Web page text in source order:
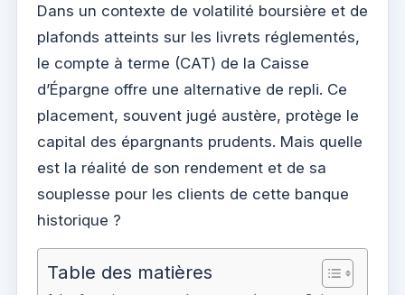
Dans un contexte de volatilité boursière et de
plafonds atteints sur les livrets réglementés,
le compte à terme (CAT) de la Caisse
d’Épargne offre une alternative de repli. Ce
placement, souvent jugé austère, protège le
capital des épargnants prudents. Mais quelle
est la réalité de son rendement et de sa
souplesse pour les clients de cette banque
historique ?
Table des matières